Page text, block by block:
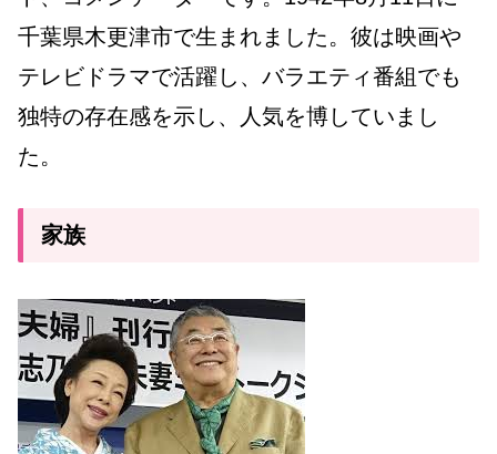
千葉県木更津市で生まれました。彼は映画や
テレビドラマで活躍し、バラエティ番組でも
独特の存在感を示し、人気を博していまし
た。
家族